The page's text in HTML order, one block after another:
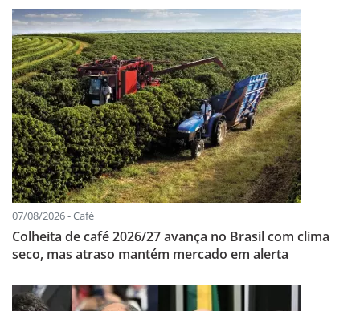
07/08/2026 - Café
Colheita de café 2026/27 avança no Brasil com clima
seco, mas atraso mantém mercado em alerta